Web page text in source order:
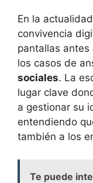
En la
convivencia
pantallas
los casos de
sociales. La
lugar clave
a gestionar su
entendiendo
también a los
Te puede